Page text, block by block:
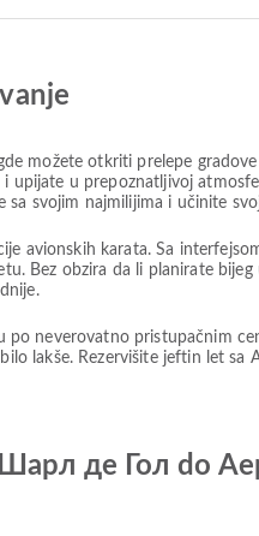
možete otkriti prelepe
u prepoznatljivoj
svojim najmilijima i učinite
avionskih karata. Sa
Bez obzira da li planirate
neverovatno pristupačnim
lakše. Rezervišite jeftin let sa
де Гол do